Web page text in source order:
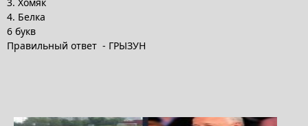
3. Хомяк
4. Белка
6 букв
Правильный ответ - ГРЫЗУН